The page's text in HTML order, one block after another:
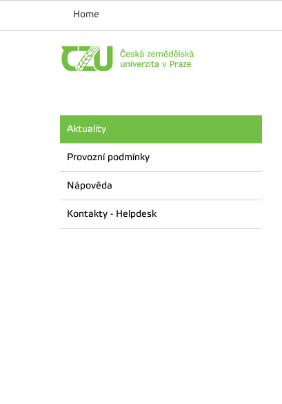
Home
Aktuality
Provozní podmínky
Nápověda
Kontakty - Helpdesk